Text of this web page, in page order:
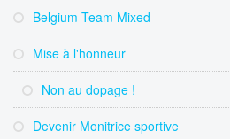
Belgium Team Mixed
Mise à l'honneur
Non au dopage !
Devenir Monitrice sportive